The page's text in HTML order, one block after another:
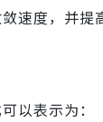
速度，并提
以表示为：